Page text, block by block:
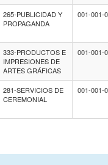
265-PUBLICIDAD Y
PROPAGANDA
001-001-
333-PRODUCTOS E
IMPRESIONES DE
ARTES GRÁFICAS
001-001-
281-SERVICIOS DE
CEREMONIAL
001-001-